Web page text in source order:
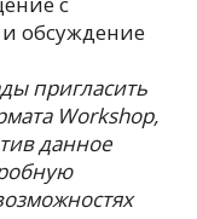
обсуждение
пригласить
Workshop,
данное